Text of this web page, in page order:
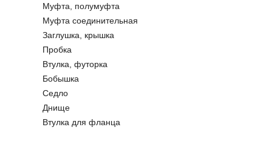
Муфта, полумуфта
Муфта соединительная
Заглушка, крышка
Пробка
Втулка, футорка
Бобышка
Седло
Днище
Втулка для фланца